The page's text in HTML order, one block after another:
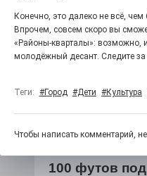
100 футов
Конечно, это далеко не всё,
Впрочем, совсем скоро вы
«Районы-кварталы»: возможно,
молодёжный десант. Следите
Теги: #Город #Дети #Культура
Чтобы написать комментарий,